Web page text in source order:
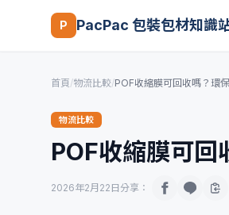
P PacPac 包裝包材知識
首頁/物流比較/POF收縮膜可回收嗎？環
物流比較
POF收縮膜可回
2026年2月22日 分享：